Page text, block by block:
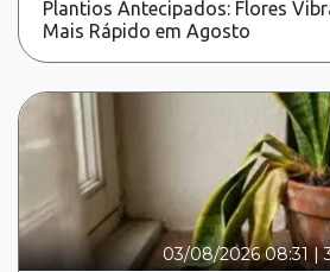
Plantios Antecipados: Flores
Mais Rápido em Agosto
03/08/2026 08:31 |